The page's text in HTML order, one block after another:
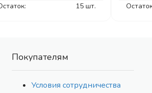
15 шт.
Покупателям
Условия сотрудничества